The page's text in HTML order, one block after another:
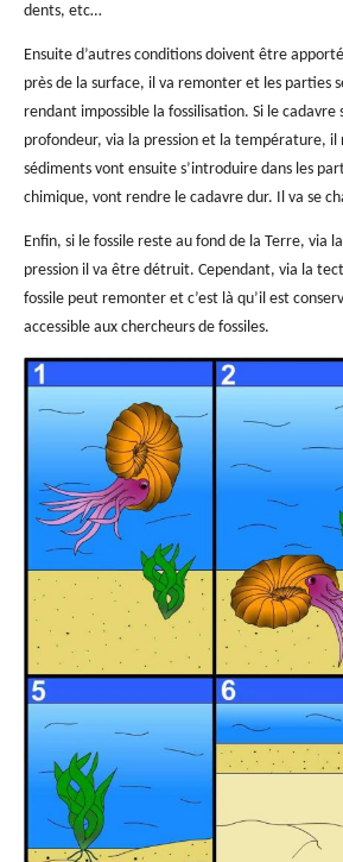
dents, etc…
Ensuite d’autres conditions doivent être
près de la surface, il va remonter et les parties
rendant impossible la fossilisation. Si le cadavre
profondeur, via la pression et la température, il
sédiments vont ensuite s’introduire dans les
chimique, vont rendre le cadavre dur. Il va se
Enfin, si le fossile reste au fond de la Terre, via
pression il va être détruit. Cependant, via la
fossile peut remonter et c’est là qu’il est
accessible aux chercheurs de fossiles.